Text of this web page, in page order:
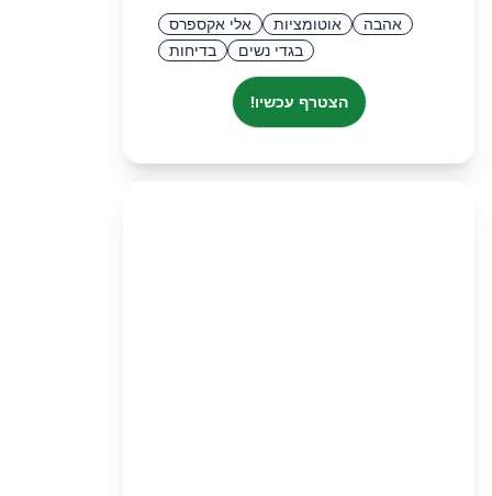
אהבה אוטומציות
אלי אקספרס
בגדי נשים
בדיחות
הצטרף עכשיו!